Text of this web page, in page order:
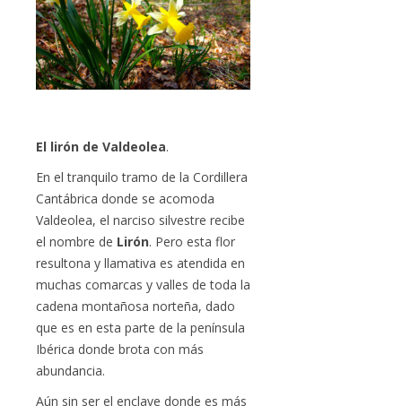
El lirón de Valdeolea.
En el tranquilo tramo de la Cordillera
Cantábrica donde se acomoda
Valdeolea, el narciso silvestre recibe
el nombre de Lirón. Pero esta flor
resultona y llamativa es atendida en
muchas comarcas y valles de toda la
cadena montañosa norteña, dado
que es en esta parte de la península
Ibérica donde brota con más
abundancia.
Aún sin ser el enclave donde es más